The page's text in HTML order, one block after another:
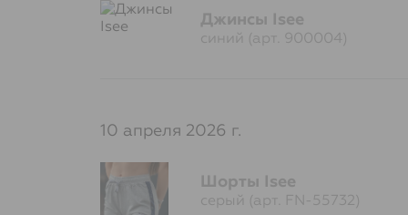
Джинсы Isee
синий (арт. 900004)
10 апреля 2026 г.
Шорты Isee
серый (арт. FN-55732)